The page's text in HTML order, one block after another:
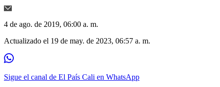
4 de ago. de 2019, 06:00 a. m.
Actualizado el 19 de may. de 2023, 06:57 a. m.
Sigue el canal de El País Cali en WhatsApp